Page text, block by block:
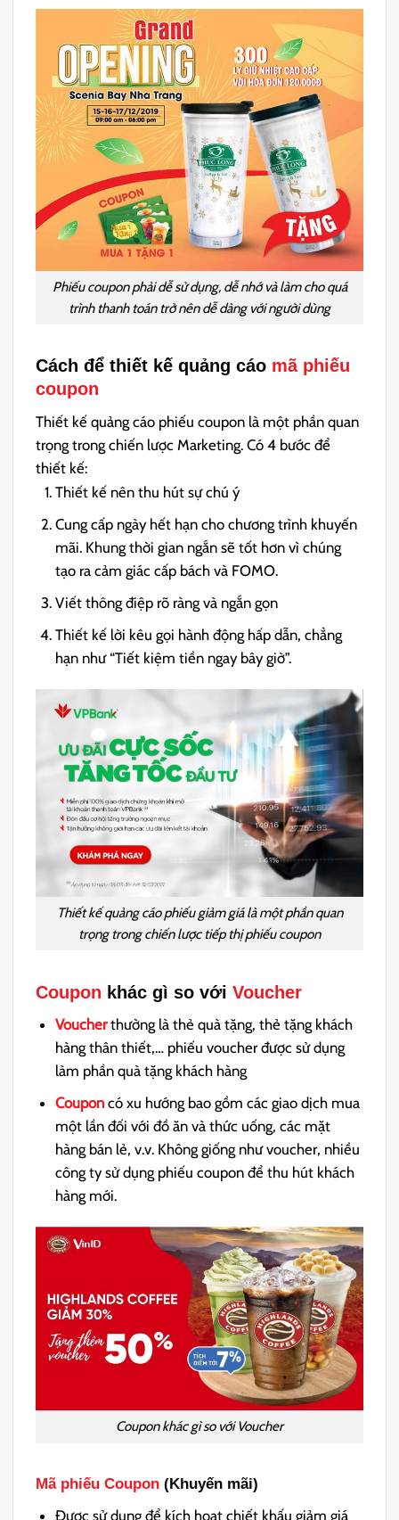
Phiếu coupon phải dễ sử dụng, dễ nhớ và làm cho quá
trình thanh toán trở nên dễ dàng với người dùng
Cách để thiết kế quảng cáo mã phiếu
coupon
Thiết kế quảng cáo phiếu coupon là một phần quan
trọng trong chiến lược Marketing. Có 4 bước để
thiết kế:
Thiết kế nên thu hút sự chú ý
Cung cấp ngày hết hạn cho chương trình khuyến
mãi. Khung thời gian ngắn sẽ tốt hơn vì chúng
tạo ra cảm giác cấp bách và FOMO.
Viết thông điệp rõ ràng và ngắn gọn
Thiết kế lời kêu gọi hành động hấp dẫn, chẳng
hạn như “Tiết kiệm tiền ngay bây giờ”.
Thiết kế quảng cáo phiếu giảm giá là một phần quan
trọng trong chiến lược tiếp thị phiếu coupon
Coupon khác gì so vớiVoucher
Voucherthường là thẻ quà tặng, thẻ tặng khách
hàng thân thiết,… phiếu voucher được sử dụng
làm phần quà tặng khách hàng
Couponcó xu hướng bao gồm các giao dịch mua
một lần đối với đồ ăn và thức uống, các mặt
hàng bán lẻ, v.v. Không giống như voucher, nhiều
công ty sử dụng phiếu coupon để thu hút khách
hàng mới.
Coupon khác gì so với Voucher
Mã phiếu Coupon (Khuyến mãi)
Được sử dụng để kích hoạt chiết khấu giảm giá